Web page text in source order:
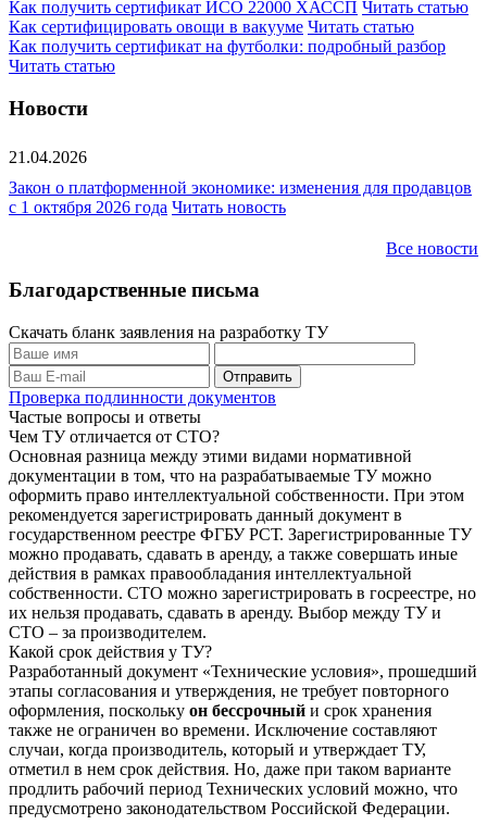
Как получить сертификат ИСО 22000 ХАССП Читать статью
Как сертифицировать овощи в вакууме Читать статью
Как получить сертификат на футболки: подробный разбор
Читать статью
Новости
21.04.2026
Закон о платформенной экономике: изменения для продавцов
с 1 октября 2026 года Читать новость
Все новости
Благодарственные письма
Скачать бланк заявления на разработку ТУ
Проверка подлинности документов
Частые вопросы и ответы
Чем ТУ отличается от СТО?
Основная разница между этими видами нормативной
документации в том, что на разрабатываемые ТУ можно
оформить право интеллектуальной собственности. При этом
рекомендуется зарегистрировать данный документ в
государственном реестре ФГБУ РСТ. Зарегистрированные ТУ
можно продавать, сдавать в аренду, а также совершать иные
действия в рамках правообладания интеллектуальной
собственности. СТО можно зарегистрировать в госреестре, но
их нельзя продавать, сдавать в аренду. Выбор между ТУ и
СТО – за производителем.
Какой срок действия у ТУ?
Разработанный документ «Технические условия», прошедший
этапы согласования и утверждения, не требует повторного
оформления, поскольку он бессрочный и срок хранения
также не ограничен во времени. Исключение составляют
случаи, когда производитель, который и утверждает ТУ,
отметил в нем срок действия. Но, даже при таком варианте
продлить рабочий период Технических условий можно, что
предусмотрено законодательством Российской Федерации.